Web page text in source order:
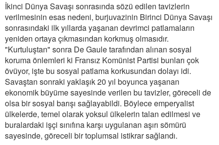
İkinci Dünya Savaşı sonrasında sözü edilen tavizlerin
verilmesinin esas nedeni, burjuvazinin Birinci Dünya Savaşı
sonrasındaki ilk yıllarda yaşanan devrimci patlamaların
yeniden ortaya çıkmasından korkmuş olmasıdır.
"Kurtuluştan" sonra De Gaule tarafından alınan sosyal
koruma önlemleri ki Fransız Komünist Partisi bunları çok
övüyor, işte bu sosyal patlama korkusundan dolayı idi.
Savaştan sonraki yaklaşık 20 yıl boyunca yaşanan
ekonomik büyüme sayesinde verilen bu tavizler, göreceli de
olsa bir sosyal barışı sağlayabildi. Böylece emperyalist
ülkelerde, temel olarak yoksul ülkelerin talan edilmesi ve
buralardaki işçi sınıfına karşı uygulanan aşırı sömürü
sayesinde, göreceli bir toplumsal istikrar sağlandı.